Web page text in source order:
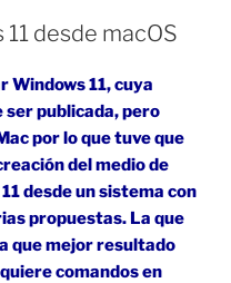
desde macOS
Windows 11, cuya
publicada, pero
por lo que tuve que
del medio de
desde un sistema con
propuestas. La que
que mejor resultado
comandos en